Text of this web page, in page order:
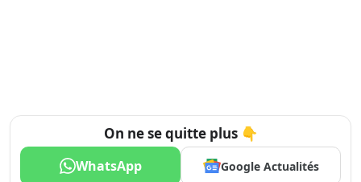
On ne se quitte plus 👇
WhatsApp Google Actualités